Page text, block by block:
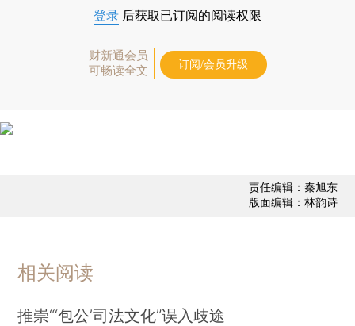
登录 后获取已订阅的阅读权限
财新通会员
可畅读全文
订阅/会员升级
责任编辑：秦旭东
版面编辑：林韵诗
相关阅读
推崇“‘包公’司法文化”误入歧途